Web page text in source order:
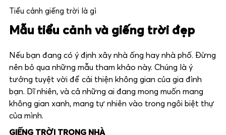
Tiểu cảnh giếng trời là gì
Mẫu tiểu cảnh và giếng trời đẹp
Nếu bạn đang có ý định xây nhà ống hay nhà phố. Đừng
nên bỏ qua những mẫu tham khảo này. Chúng là ý
tưởng tuyệt vời để cải thiện không gian của gia đình
bạn. Dĩ nhiên, và cả những ai đang mong muốn mang
không gian xanh, mang tự nhiên vào trong ngôi biệt thự
của mình.
GIẾNG TRỜI TRONG NHÀ